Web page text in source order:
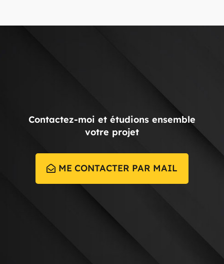
Contactez-moi et étudions ensemble
votre projet
ME CONTACTER PAR MAIL